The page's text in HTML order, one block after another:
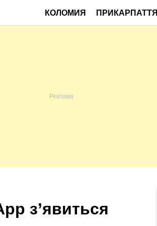
КОЛОМИЯ ПРИКАРПАТТЯ
з’явиться